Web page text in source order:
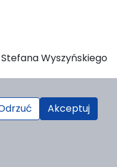
Wyszyńskiego
Akceptuj